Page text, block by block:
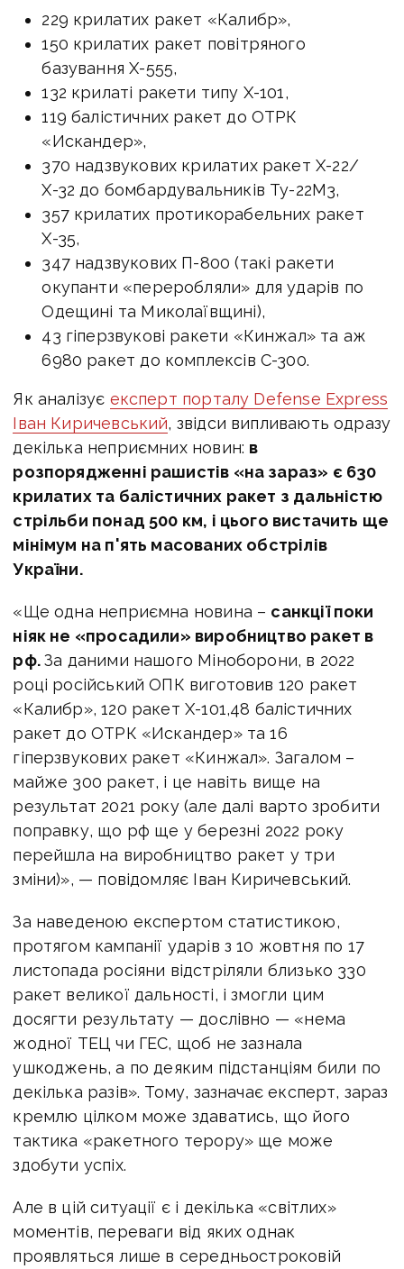
229 крилатих ракет «Калибр»,
150 крилатих ракет повітряного
базування Х-555,
132 крилаті ракети типу Х-101,
119 балістичних ракет до ОТРК
«Искандер»,
370 надзвукових крилатих ракет Х-22/
Х-32 до бомбардувальників Ту-22М3,
357 крилатих протикорабельних ракет
Х-35,
347 надзвукових П-800 (такі ракети
окупанти «переробляли» для ударів по
Одещині та Миколаївщині),
43 гіперзвукові ракети «Кинжал» та аж
6980 ракет до комплексів С-300.
Як аналізує експерт порталу Defense Express
Іван Киричевський, звідси випливають одразу
декілька неприємних новин: в
розпорядженні рашистів «на зараз» є 630
крилатих та балістичних ракет з дальністю
стрільби понад 500 км, і цього вистачить ще
мінімум на п'ять масованих обстрілів
України.
«Ще одна неприємна новина – санкції поки
ніяк не «просадили» виробництво ракет в
рф.За даними нашого Міноборони, в 2022
році російський ОПК виготовив 120 ракет
«Калибр», 120 ракет Х-101,48 балістичних
ракет до ОТРК «Искандер» та 16
гіперзвукових ракет «Кинжал». Загалом –
майже 300 ракет, і це навіть вище на
результат 2021 року (але далі варто зробити
поправку, що рф ще у березні 2022 року
перейшла на виробництво ракет у три
зміни)», — повідомляє Іван Киричевський.
За наведеною експертом статистикою,
протягом кампанії ударів з 10 жовтня по 17
листопада росіяни відстріляли близько 330
ракет великої дальності, і змогли цим
досягти результату — дослівно — «нема
жодної ТЕЦ чи ГЕС, щоб не зазнала
ушкоджень, а по деяким підстанціям били по
декілька разів». Тому, зазначає експерт, зараз
кремлю цілком може здаватись, що його
тактика «ракетного терору» ще може
здобути успіх.
Але в цій ситуації є і декілька «світлих»
моментів, переваги від яких однак
проявляться лише в середньостроковій